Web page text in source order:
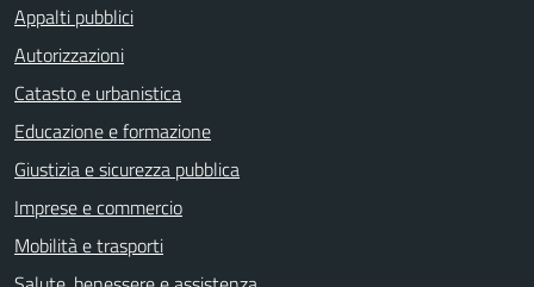
Appalti pubblici
Autorizzazioni
Catasto e urbanistica
Educazione e formazione
Giustizia e sicurezza pubblica
Imprese e commercio
Mobilità e trasporti